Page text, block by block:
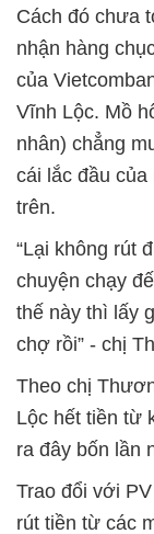
Cách đó chưa
nhận hàng
của
Vĩnh Lộc. Mồ
nhân) chẳng
cái lắc đầu
trên.
“Lại không rút
chuyện chạy
thế này thì lấy
chợ rồi” - chị
Theo chị
Lộc hết tiền từ
ra đây bốn lần
Trao đổi với
rút tiền từ các